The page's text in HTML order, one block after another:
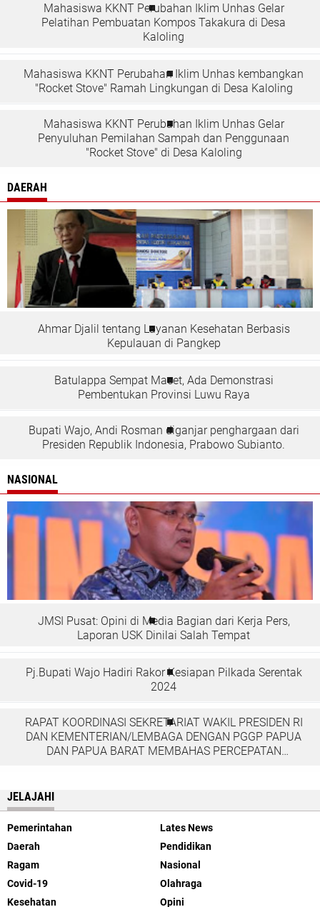
Mahasiswa KKNT Perubahan Iklim Unhas Gelar
Pelatihan Pembuatan Kompos Takakura di Desa
Kaloling
Mahasiswa KKNT Perubahan Iklim Unhas kembangkan
"Rocket Stove" Ramah Lingkungan di Desa Kaloling
Mahasiswa KKNT Perubahan Iklim Unhas Gelar
Penyuluhan Pemilahan Sampah dan Penggunaan
"Rocket Stove" di Desa Kaloling
DAERAH
Ahmar Djalil tentang Layanan Kesehatan Berbasis
Kepulauan di Pangkep
Batulappa Sempat Macet, Ada Demonstrasi
Pembentukan Provinsi Luwu Raya
Bupati Wajo, Andi Rosman diganjar penghargaan dari
Presiden Republik Indonesia, Prabowo Subianto.
NASIONAL
JMSI Pusat: Opini di Media Bagian dari Kerja Pers,
Laporan USK Dinilai Salah Tempat
Pj.Bupati Wajo Hadiri Rakor Kesiapan Pilkada Serentak
2024
RAPAT KOORDINASI SEKRETARIAT WAKIL PRESIDEN RI
DAN KEMENTERIAN/LEMBAGA DENGAN PGGP PAPUA
DAN PAPUA BARAT MEMBAHAS PERCEPATAN
JELAJAHI
Pemerintahan
Lates News
Daerah
Pendidikan
Ragam
Nasional
Covid-19
Olahraga
Kesehatan
Opini